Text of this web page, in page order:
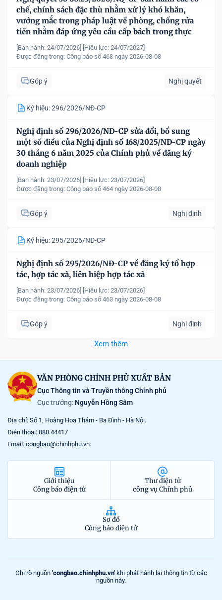
chế, chính sách đặc thù nhằm xử lý khó khăn,
vướng mắc trong pháp luật về phòng, chống rửa
tiền nhằm đáp ứng yêu cầu cấp bách trong thực
hiện cam kết quốc tế về trao đổi thông tin theo yêu
cầu về thuế
[Ban hành: 24/07/2026]
[Hiệu lực: 24/07/2027]
Được đăng trong: Công báo số 463 ngày 2026-08-08
Góp ý Nghị quyết
Ký hiệu: 296/2026/NĐ-CP
Nghị định số 296/2026/NĐ-CP sửa đổi, bổ sung
một số điều của Nghị định số 168/2025/NĐ-CP ngày
30 tháng 6 năm 2025 của Chính phủ về đăng ký
doanh nghiệp
[Ban hành: 23/07/2026]
[Hiệu lực: 23/07/2026]
Được đăng trong: Công báo số 464 ngày 2026-08-08
Góp ý Nghị định
Ký hiệu: 295/2026/NĐ-CP
Nghị định số 295/2026/NĐ-CP về đăng ký tổ hợp
tác, hợp tác xã, liên hiệp hợp tác xã
[Ban hành: 23/07/2026]
[Hiệu lực: 23/07/2026]
Được đăng trong: Công báo số 463 ngày 2026-08-08
Góp ý Nghị định
Xem thêm
VĂN PHÒNG CHÍNH PHỦ XUẤT BẢN
Cục Thông tin và Truyền thông Chính phủ
Cục trưởng: Nguyễn Hồng Sâm
Địa chỉ: Số 1, Hoàng Hoa Thám - Ba Đình - Hà Nội.
Điện thoại: 080.44417
Email: congbao@chinhphu.vn.
Giới thiệu
Công báo điện tử
Thư điện tử
công vụ Chính phủ
Sơ đồ
Công báo điện tử
Ghi rõ nguồn 'congbao.chinhphu.vn'khi phát hành lại thông tin từ các
nguồn này.